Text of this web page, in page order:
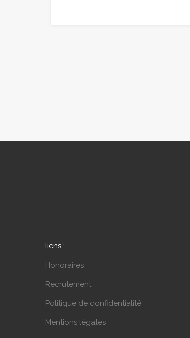
liens :
Honoraires
Recrutement
Politique de confidentialité
Mentions légales